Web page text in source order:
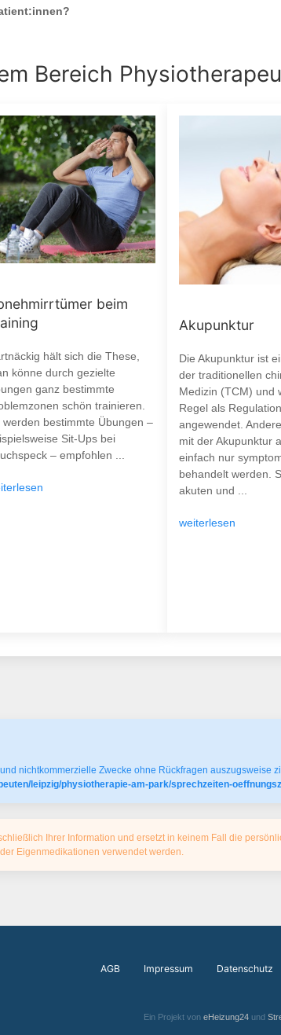
Bereich
beim
hält sich die These,
könne durch gezielte
ganz bestimmte
schön trainieren.
werden bestimmte Übungen –
Sit-Ups bei
– empfohlen ...
Akupunktur
Die Akupunktur ist
der traditionellen
Medizin (TCM) und
Regel als
angewendet.
mit der Akupunktur
einfach nur
behandelt werden.
akuten und ...
weiterlesen
nichtkommerzielle Zwecke ohne Rückfragen
leipzig/physiotherapie-am-park/sprechzeiten-
Ihrer Information und ersetzt in keinem Fall die
Eigenmedikationen verwendet werden.
AGB Impressum Datenschutz
Ein Projekt von eHeizung24 und